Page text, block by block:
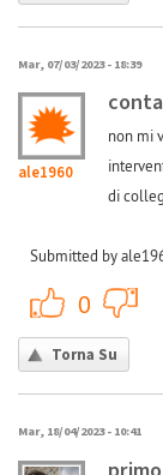
Mar, 07/03/2023 - 18:39
ale1960
non mi
di
Submitted by
0
Torna Su
Mar, 18/04/2023 - 10:41